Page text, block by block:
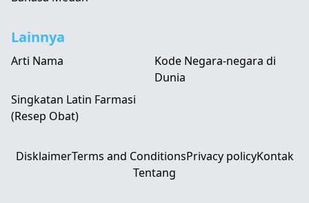
Lainnya
Arti Nama
Kode Negara-negara di
Dunia
Singkatan Latin Farmasi
(Resep Obat)
DisklaimerTerms and ConditionsPrivacy policyKontak
Tentang